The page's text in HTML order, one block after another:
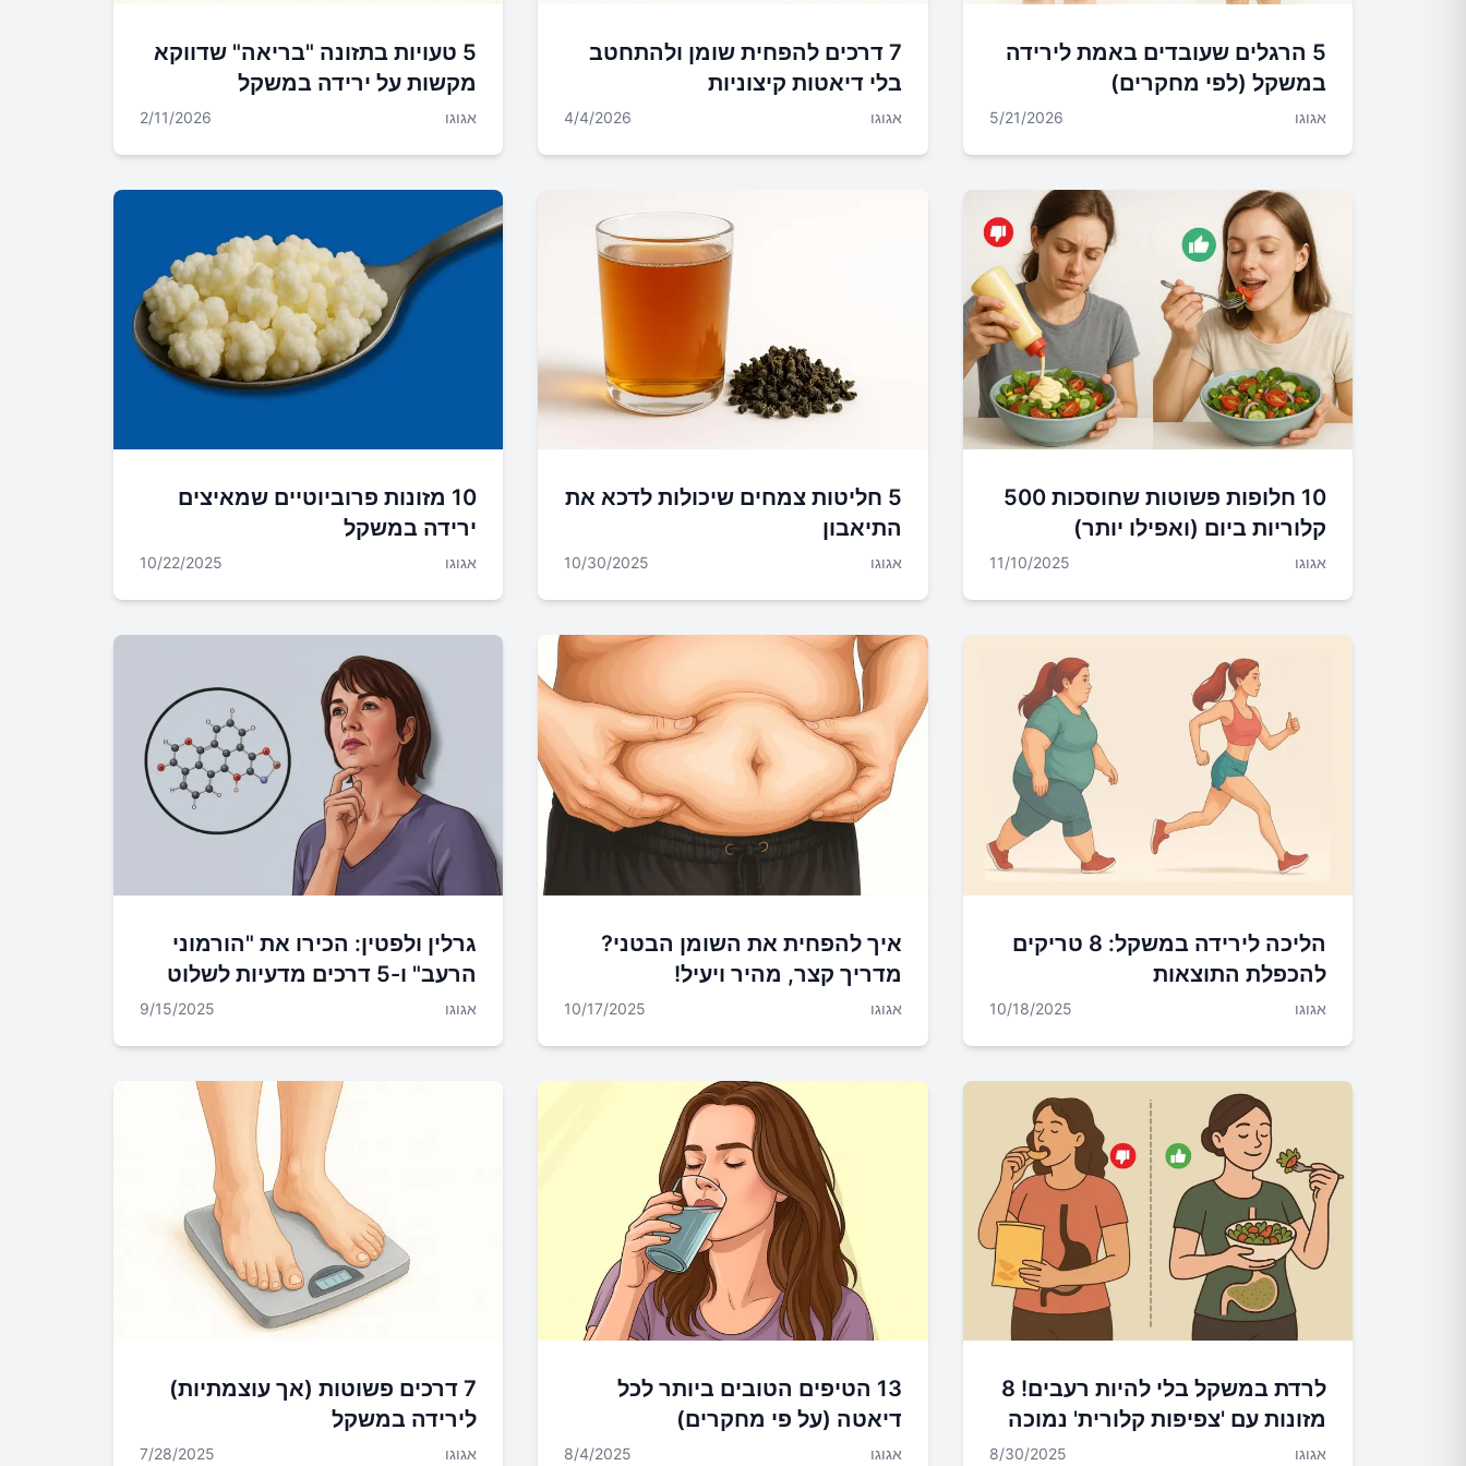
5 הרגלים שעובדים באמת לירידה
במשקל (לפי מחקרים)
אגוגו 5/21/2026
7 דרכים להפחית שומן ולהתחטב
בלי דיאטות קיצוניות
אגוגו 4/4/2026
5 טעויות בתזונה "בריאה" שדווקא
מקשות על ירידה במשקל
אגוגו 2/11/2026
10 חלופות פשוטות שחוסכות 500
קלוריות ביום (ואפילו יותר)
אגוגו 11/10/2025
5 חליטות צמחים שיכולות לדכא את
התיאבון
אגוגו 10/30/2025
10 מזונות פרוביוטיים שמאיצים
ירידה במשקל
אגוגו 10/22/2025
הליכה לירידה במשקל: 8 טריקים
להכפלת התוצאות
אגוגו 10/18/2025
איך להפחית את השומן הבטני?
מדריך קצר, מהיר ויעיל!
אגוגו 10/17/2025
גרלין ולפטין: הכירו את "הורמוני
הרעב" ו-5 דרכים מדעיות לשלוט
בהם
אגוגו 9/15/2025
לרדת במשקל בלי להיות רעבים! 8
מזונות עם 'צפיפות קלורית' נמוכה
שאפשר לאכול מהם המון
אגוגו 8/30/2025
13 הטיפים הטובים ביותר לכל
דיאטה (על פי מחקרים)
אגוגו 8/4/2025
7 דרכים פשוטות (אך עוצמתיות)
לירידה במשקל
אגוגו 7/28/2025